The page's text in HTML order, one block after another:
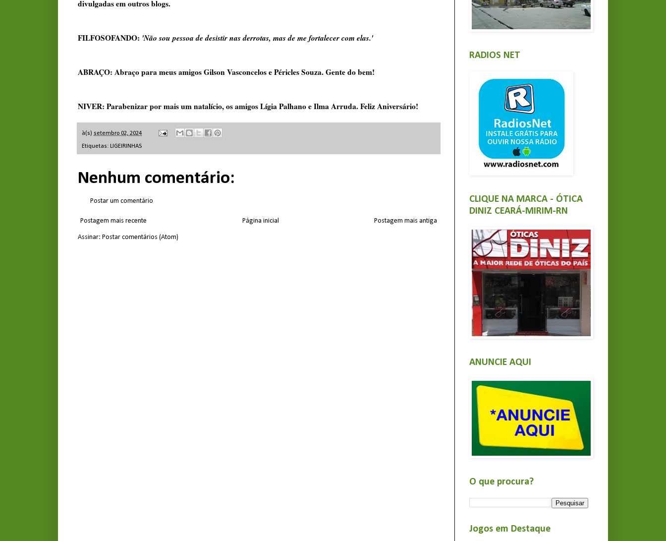
divulgadas em outros blogs.
FILFOSOFANDO: 'Não sou pessoa de desistir nas derrotas, mas de me fortalecer com elas.'
ABRAÇO: Abraço para meus amigos Gilson Vasconcelos e Péricles Souza. Gente do bem!
NIVER: Parabenizar por mais um natalício, os amigos Lígia Palhano e Ilma Arruda. Feliz Aniversário!
à(s) setembro 02, 2024
Etiquetas: LIGEIRINHAS
Nenhum comentário:
Postar um comentário
Postagem mais recente Postagem mais antiga
Página inicial
Assinar: Postar comentários (Atom)
RADIOS NET
CLIQUE NA MARCA - ÓTICA
DINIZ CEARÁ-MIRIM-RN
ANUNCIE AQUI
O que procura?
Jogos em Destaque